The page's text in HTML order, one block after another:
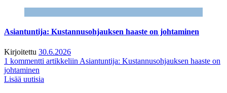
Asiantuntija: Kustannusohjauksen haaste on johtaminen
Kirjoitettu 30.6.2026
1 kommentti artikkeliin Asiantuntija: Kustannusohjauksen haaste on
johtaminen
Lisää uutisia